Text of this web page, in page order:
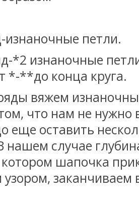
изнаночные петли.
*2 изнаночные
*-**до конца круга.
вяжем
что нам не нужно
еще оставить
нашем случае
шапочка
узором,